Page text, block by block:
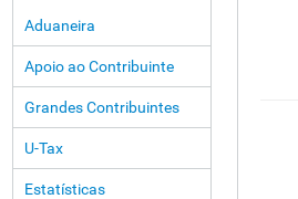
Aduaneira
Apoio ao Contribuinte
Grandes Contribuintes
U-Tax
Estatísticas